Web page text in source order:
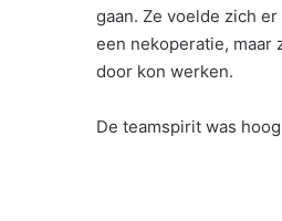
gaan. Ze voelde zich
een nekoperatie, maar
door kon werken.
De teamspirit was